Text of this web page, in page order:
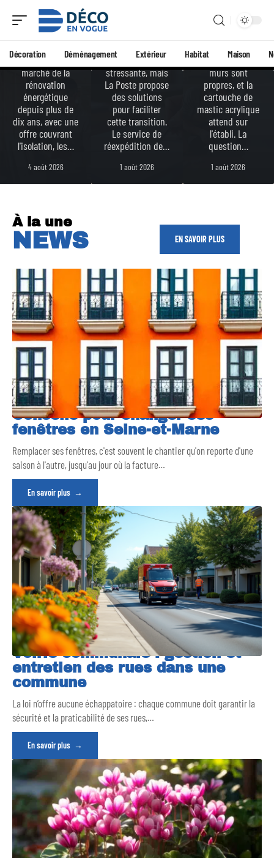
Décoration Déménagement Extérieur Habitat Maison
ion ?
Eco Habitat
Énergie
intervient sur le
marché de la
rénovation
énergétique
depuis plus de
dix ans, avec une
offre couvrant
l'isolation, les…
4 août 2026
d'adresse peut
être une tâche
stressante, mais
La Poste propose
des solutions
pour faciliter
cette transition.
Le service de
réexpédition de…
1 août 2026
pro
terminer l'enduit
de lissage, les
murs sont
propres, et la
cartouche de
mastic acrylique
attend sur
l'établi. La
question…
1 août 2026
À la une
NEWS EN SAVOIR PLUS
Conseils pour changer ses
fenêtres en Seine-et-Marne
Remplacer ses fenêtres, c'est souvent le chantier qu'on reporte d'une
saison à l'autre, jusqu'au jour où la facture…
En savoir plus
Voirie communale : gestion et
entretien des rues dans une
commune
La loi n’offre aucune échappatoire : chaque commune doit garantir la
sécurité et la praticabilité de ses rues,…
En savoir plus